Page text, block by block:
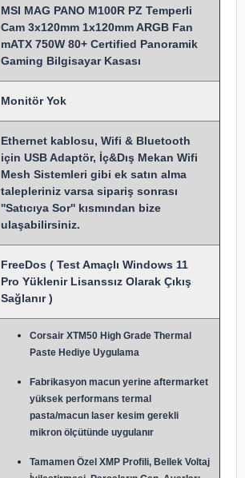
MSI MAG PANO M100R PZ Temperli
Cam 3x120mm 1x120mm ARGB Fan
mATX 750W 80+ Certified Panoramik
Gaming Bilgisayar Kasası
Monitör Yok
Ethernet kablosu, Wifi & Bluetooth
için USB Adaptör, İç&Dış Mekan Wifi
Mesh Sistemleri gibi ek satın alma
talepleriniz varsa sipariş sonrası
''Satıcıya Sor'' kısmından bize
ulaşabilirsiniz.
FreeDos ( Test Amaçlı Windows 11
Pro Yüklenir Lisanssız Olarak Çıkış
Sağlanır )
Corsair XTM50 High Grade Thermal
Paste Hediye Uygulama
Fabrikasyon macun yerine aftermarket
yüksek performans termal
pasta/macun laser kesim gerekli
mikron ölçütünde uygulanır
Tamamen Özel XMP Profili, Bellek Voltaj